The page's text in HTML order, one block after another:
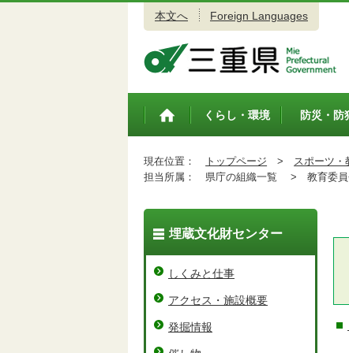
本文へ Foreign Languages
トップペ
くらし・環境 防災・防
現在位置： トップページ > スポーツ・
担当所属：
県庁の組織一覧 > 教育委
埋蔵文化財センター
しくみと仕事
アクセス・施設概要
発掘情報